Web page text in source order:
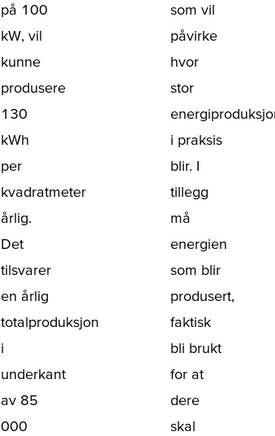
på 100
kW, vil
kunne
produsere
130
kWh
per
kvadratmeter
årlig.
Det
tilsvarer
en årlig
totalproduksjon
i
underkant
av 85
000
som vil
påvirke
hvor
stor
i praksis
blir. I
tillegg
må
energien
som blir
produsert,
faktisk
bli brukt
for at
dere
skal